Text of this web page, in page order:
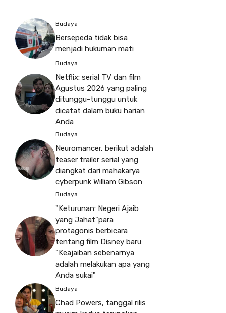
Budaya
Bersepeda tidak bisa
menjadi hukuman mati
Budaya
Netflix: serial TV dan film
Agustus 2026 yang paling
ditunggu-tunggu untuk
dicatat dalam buku harian
Anda
Budaya
Neuromancer, berikut adalah
teaser trailer serial yang
diangkat dari mahakarya
cyberpunk William Gibson
Budaya
"Keturunan: Negeri Ajaib
yang Jahat"para
protagonis berbicara
tentang film Disney baru:
"Keajaiban sebenarnya
adalah melakukan apa yang
Anda sukai"
Budaya
Chad Powers, tanggal rilis